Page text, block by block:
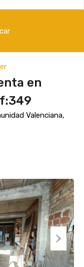
en
Valenciana,